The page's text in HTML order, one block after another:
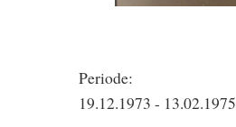
Periode:
19.12.1973 - 13.02.1975